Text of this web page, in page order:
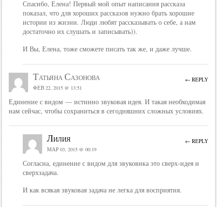
Спасибо, Елена! Первый мой опыт написания рассказа
показал, что для хороших рассказов нужно брать хорошие
истории из жизни. Люди любят рассказывать о себе, а нам
достаточно их слушать и записывать)).
И Вы, Елена, тоже сможете писать так же, и даже лучше.
Татьяна Сазонова
ФЕВ 22, 2015 @ 13:51
Единение с видом — истинно звуковая идея. И такая необходимая
нам сейчас, чтобы сохраниться в сегодняшних сложных условиях.
← REPLY
Лилия
МАР 03, 2015 @ 00:19
Согласна, единение с видом для звуковика это сверх-идея и
сверхзадача.
И как всякая звуковая задача не легка для восприятия.
← REPLY